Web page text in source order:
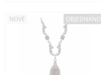
NOVÉ OBJEDNÁNO